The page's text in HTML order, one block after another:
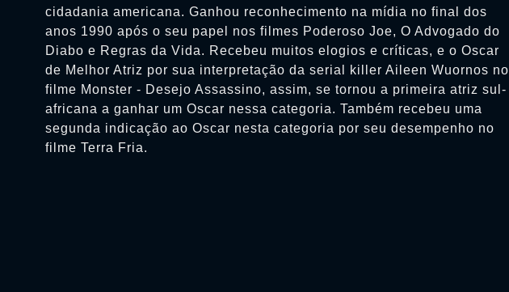
cidadania americana. Ganhou reconhecimento na mídia no final dos
anos 1990 após o seu papel nos filmes Poderoso Joe, O Advogado do
Diabo e Regras da Vida. Recebeu muitos elogios e críticas, e o Oscar
de Melhor Atriz por sua interpretação da serial killer Aileen Wuornos no
filme Monster - Desejo Assassino, assim, se tornou a primeira atriz sul-
africana a ganhar um Oscar nessa categoria. Também recebeu uma
segunda indicação ao Oscar nesta categoria por seu desempenho no
filme Terra Fria.